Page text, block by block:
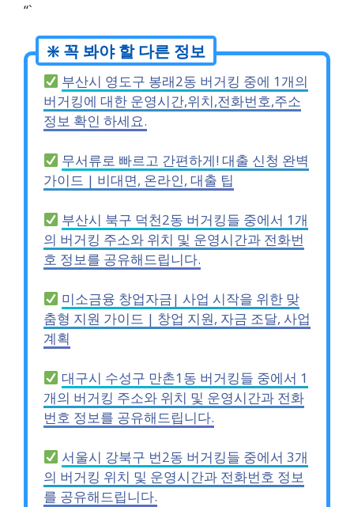
“`
부산시 영도구 봉래2동 버거킹 중에 1개의
버거킹에 대한 운영시간,위치,전화번호,주소
정보 확인 하세요.
무서류로 빠르고 간편하게! 대출 신청 완벽
가이드 | 비대면, 온라인, 대출 팁
부산시 북구 덕천2동 버거킹들 중에서 1개
의 버거킹 주소와 위치 및 운영시간과 전화번
호 정보를 공유해드립니다.
미소금융 창업자금| 사업 시작을 위한 맞
춤형 지원 가이드 | 창업 지원, 자금 조달, 사업
계획
대구시 수성구 만촌1동 버거킹들 중에서 1
개의 버거킹 주소와 위치 및 운영시간과 전화
번호 정보를 공유해드립니다.
서울시 강북구 번2동 버거킹들 중에서 3개
의 버거킹 위치 및 운영시간과 전화번호 정보
를 공유해드립니다.